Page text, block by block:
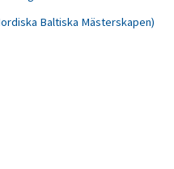
Baltiska Mästerskapen)